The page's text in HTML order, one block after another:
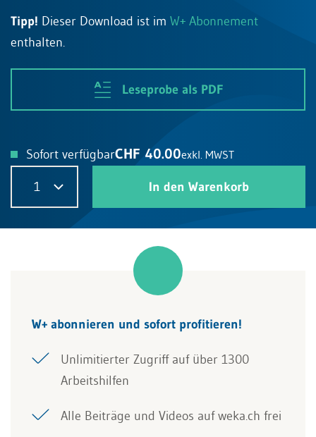
Tipp! Dieser Download ist im W+ Abonnement
enthalten.
Leseprobe als PDF
Sofort verfügbarCHF 40.00exkl. MWST
1 In den Warenkorb
W+ abonnieren und sofort profitieren!
Unlimitierter Zugriff auf über 1300
Arbeitshilfen
Alle Beiträge und Videos auf weka.ch frei